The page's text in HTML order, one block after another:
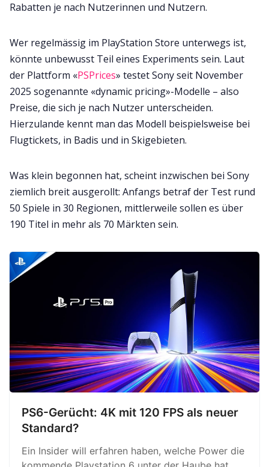
Rabatten je nach Nutzerinnen und Nutzern.
Wer regelmässig im PlayStation Store unterwegs ist,
könnte unbewusst Teil eines Experiments sein. Laut
der Plattform «PSPrices» testet Sony seit November
2025 sogenannte «dynamic pricing»-Modelle – also
Preise, die sich je nach Nutzer unterscheiden.
Hierzulande kennt man das Modell beispielsweise bei
Flugtickets, in Badis und in Skigebieten.
Was klein begonnen hat, scheint inzwischen bei Sony
ziemlich breit ausgerollt: Anfangs betraf der Test rund
50 Spiele in 30 Regionen, mittlerweile sollen es über
190 Titel in mehr als 70 Märkten sein.
PS6-Gerücht: 4K mit 120 FPS als neuer
Standard?
Ein Insider will erfahren haben, welche Power die